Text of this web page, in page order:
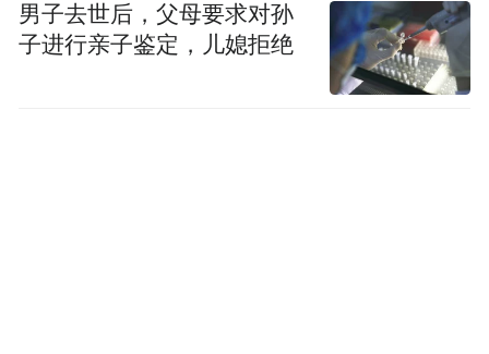
男子去世后，父母要求对孙
子进行亲子鉴定，儿媳拒绝